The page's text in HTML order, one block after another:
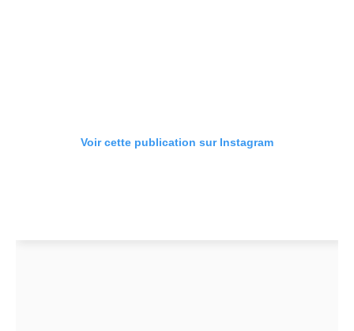
Voir cette publication sur Instagram